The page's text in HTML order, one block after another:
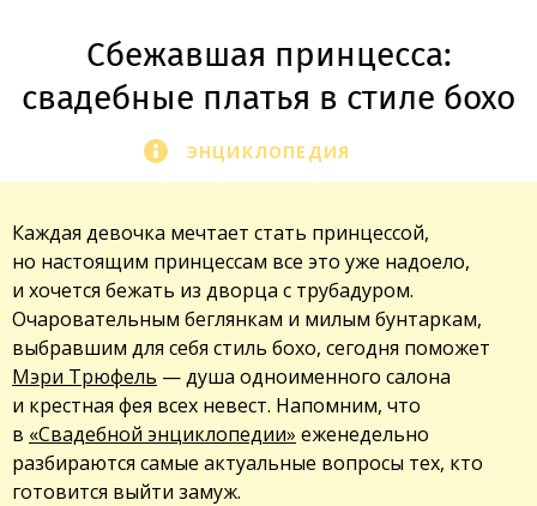
Сбежавшая принцесса:
свадебные платья в стиле бохо
ЭНЦИКЛОПЕДИЯ
Каждая девочка мечтает стать принцессой,
но настоящим принцессам все это уже надоело,
и хочется бежать из дворца с трубадуром.
Очаровательным беглянкам и милым бунтаркам,
выбравшим для себя стиль бохо, сегодня поможет
Мэри Трюфель — душа одноименного салона
и крестная фея всех невест. Напомним, что
в «Свадебной энциклопедии» еженедельно
разбираются самые актуальные вопросы тех, кто
готовится выйти замуж.